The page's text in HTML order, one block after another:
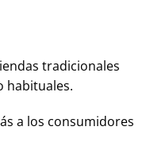
tradicionales
habituales.
a los consumidores